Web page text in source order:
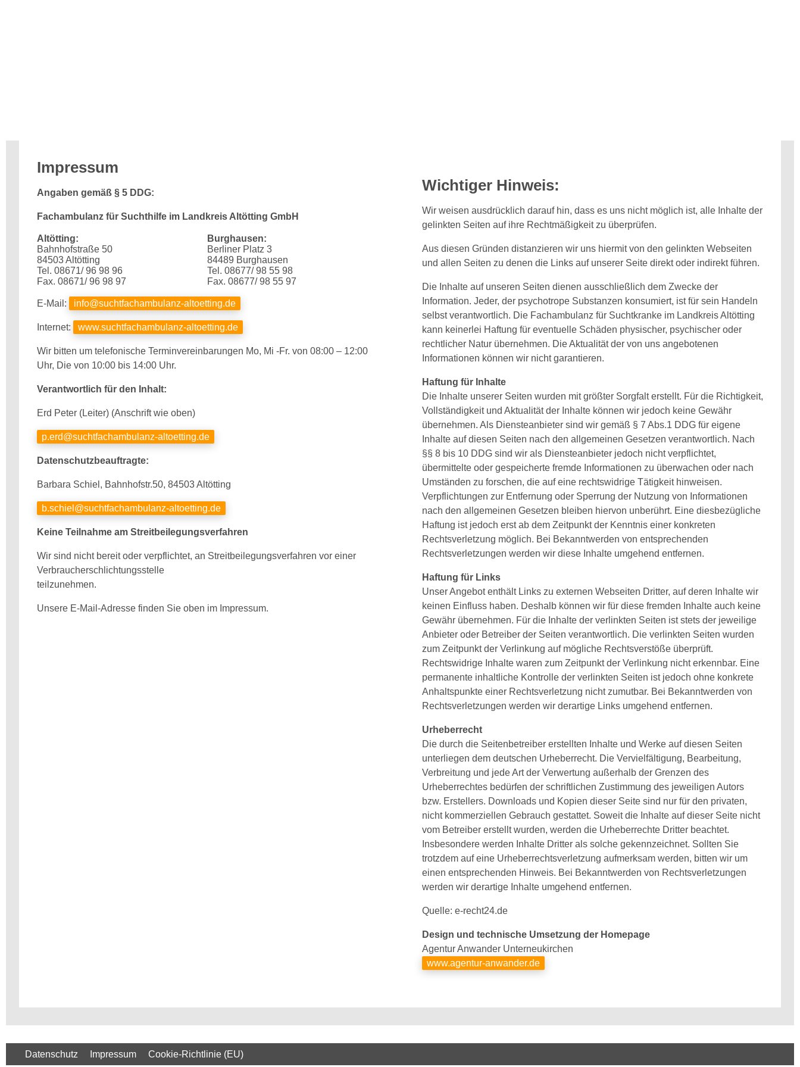
Impressum
Angaben gemäß § 5 DDG:
Fachambulanz für Suchthilfe im Landkreis Altötting GmbH
Altötting:
Burghausen:
Bahnhofstraße 50
Berliner Platz 3
84503 Altötting
84489 Burghausen
Tel. 08671/ 96 98 96
Tel. 08677/ 98 55 98
Fax. 08671/ 96 98 97
Fax. 08677/ 98 55 97
E-Mail: info@suchtfachambulanz-altoetting.de
Internet: www.suchtfachambulanz-altoetting.de
Wir bitten um telefonische Terminvereinbarungen Mo, Mi -Fr. von 08:00 – 12:00
Uhr, Die von 10:00 bis 14:00 Uhr.
Verantwortlich für den Inhalt:
Erd Peter (Leiter) (Anschrift wie oben)
p.erd@suchtfachambulanz-altoetting.de
Datenschutzbeauftragte:
Barbara Schiel, Bahnhofstr.50, 84503 Altötting
b.schiel@suchtfachambulanz-altoetting.de
Keine Teilnahme am Streitbeilegungsverfahren
Wir sind nicht bereit oder verpflichtet, an Streitbeilegungsverfahren vor einer
Verbraucherschlichtungsstelle
teilzunehmen.
Unsere E-Mail-Adresse finden Sie oben im Impressum.
Wichtiger Hinweis:
Wir weisen ausdrücklich darauf hin, dass es uns nicht möglich ist, alle Inhalte der
gelinkten Seiten auf ihre Rechtmäßigkeit zu überprüfen.
Aus diesen Gründen distanzieren wir uns hiermit von den gelinkten Webseiten
und allen Seiten zu denen die Links auf unserer Seite direkt oder indirekt führen.
Die Inhalte auf unseren Seiten dienen ausschließlich dem Zwecke der
Information. Jeder, der psychotrope Substanzen konsumiert, ist für sein Handeln
selbst verantwortlich. Die Fachambulanz für Suchtkranke im Landkreis Altötting
kann keinerlei Haftung für eventuelle Schäden physischer, psychischer oder
rechtlicher Natur übernehmen. Die Aktualität der von uns angebotenen
Informationen können wir nicht garantieren.
Haftung für Inhalte
Die Inhalte unserer Seiten wurden mit größter Sorgfalt erstellt. Für die Richtigkeit,
Vollständigkeit und Aktualität der Inhalte können wir jedoch keine Gewähr
übernehmen. Als Diensteanbieter sind wir gemäß § 7 Abs.1 DDG für eigene
Inhalte auf diesen Seiten nach den allgemeinen Gesetzen verantwortlich. Nach
§§ 8 bis 10 DDG sind wir als Diensteanbieter jedoch nicht verpflichtet,
übermittelte oder gespeicherte fremde Informationen zu überwachen oder nach
Umständen zu forschen, die auf eine rechtswidrige Tätigkeit hinweisen.
Verpflichtungen zur Entfernung oder Sperrung der Nutzung von Informationen
nach den allgemeinen Gesetzen bleiben hiervon unberührt. Eine diesbezügliche
Haftung ist jedoch erst ab dem Zeitpunkt der Kenntnis einer konkreten
Rechtsverletzung möglich. Bei Bekanntwerden von entsprechenden
Rechtsverletzungen werden wir diese Inhalte umgehend entfernen.
Haftung für Links
Unser Angebot enthält Links zu externen Webseiten Dritter, auf deren Inhalte wir
keinen Einfluss haben. Deshalb können wir für diese fremden Inhalte auch keine
Gewähr übernehmen. Für die Inhalte der verlinkten Seiten ist stets der jeweilige
Anbieter oder Betreiber der Seiten verantwortlich. Die verlinkten Seiten wurden
zum Zeitpunkt der Verlinkung auf mögliche Rechtsverstöße überprüft.
Rechtswidrige Inhalte waren zum Zeitpunkt der Verlinkung nicht erkennbar. Eine
permanente inhaltliche Kontrolle der verlinkten Seiten ist jedoch ohne konkrete
Anhaltspunkte einer Rechtsverletzung nicht zumutbar. Bei Bekanntwerden von
Rechtsverletzungen werden wir derartige Links umgehend entfernen.
Urheberrecht
Die durch die Seitenbetreiber erstellten Inhalte und Werke auf diesen Seiten
unterliegen dem deutschen Urheberrecht. Die Vervielfältigung, Bearbeitung,
Verbreitung und jede Art der Verwertung außerhalb der Grenzen des
Urheberrechtes bedürfen der schriftlichen Zustimmung des jeweiligen Autors
bzw. Erstellers. Downloads und Kopien dieser Seite sind nur für den privaten,
nicht kommerziellen Gebrauch gestattet. Soweit die Inhalte auf dieser Seite nicht
vom Betreiber erstellt wurden, werden die Urheberrechte Dritter beachtet.
Insbesondere werden Inhalte Dritter als solche gekennzeichnet. Sollten Sie
trotzdem auf eine Urheberrechtsverletzung aufmerksam werden, bitten wir um
einen entsprechenden Hinweis. Bei Bekanntwerden von Rechtsverletzungen
werden wir derartige Inhalte umgehend entfernen.
Quelle: e-recht24.de
Design und technische Umsetzung der Homepage
Agentur Anwander Unterneukirchen
www.agentur-anwander.de
Datenschutz Impressum Cookie-Richtlinie (EU)